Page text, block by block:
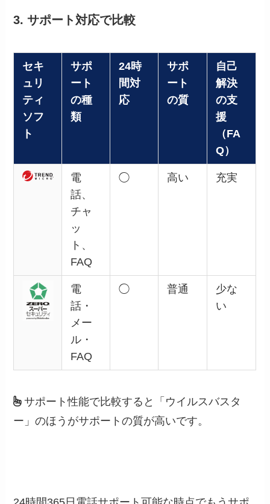
3. サポート対応で比較
セキ
ュリ
ティ
ソフ
ト
サポ
ート
の種
類
24時
間対
応
サポ
ート
の質
自己
解決
の支
援
（FA
Q）
電
話、
チャ
ッ
ト、
FAQ
◯ 高い 充実
電
話・
メー
ル・
FAQ
◯ 普通
少な
い
サポート性能で比較すると「ウイルスバスタ
ー」のほうがサポートの質が高いです。